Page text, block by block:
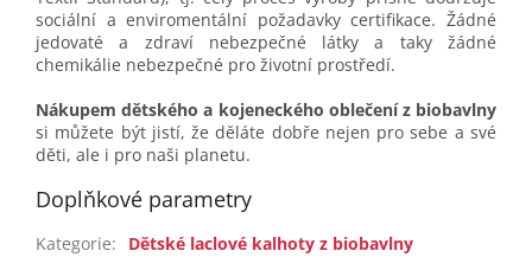
sociální a enviromentální požadavky certifikace. Žádné
jedovaté a zdraví nebezpečné látky a taky žádné
chemikálie nebezpečné pro životní prostředí.
Nákupem dětského a kojeneckého oblečení z biobavlny
si můžete být jistí, že děláte dobře nejen pro sebe a své
děti, ale i pro naši planetu.
Doplňkové parametry
Kategorie:
Dětské laclové kalhoty z biobavlny